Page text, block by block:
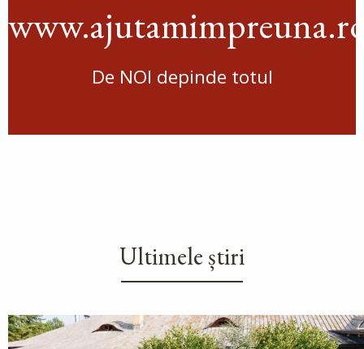
De NOI depinde totul
Ultimele știri